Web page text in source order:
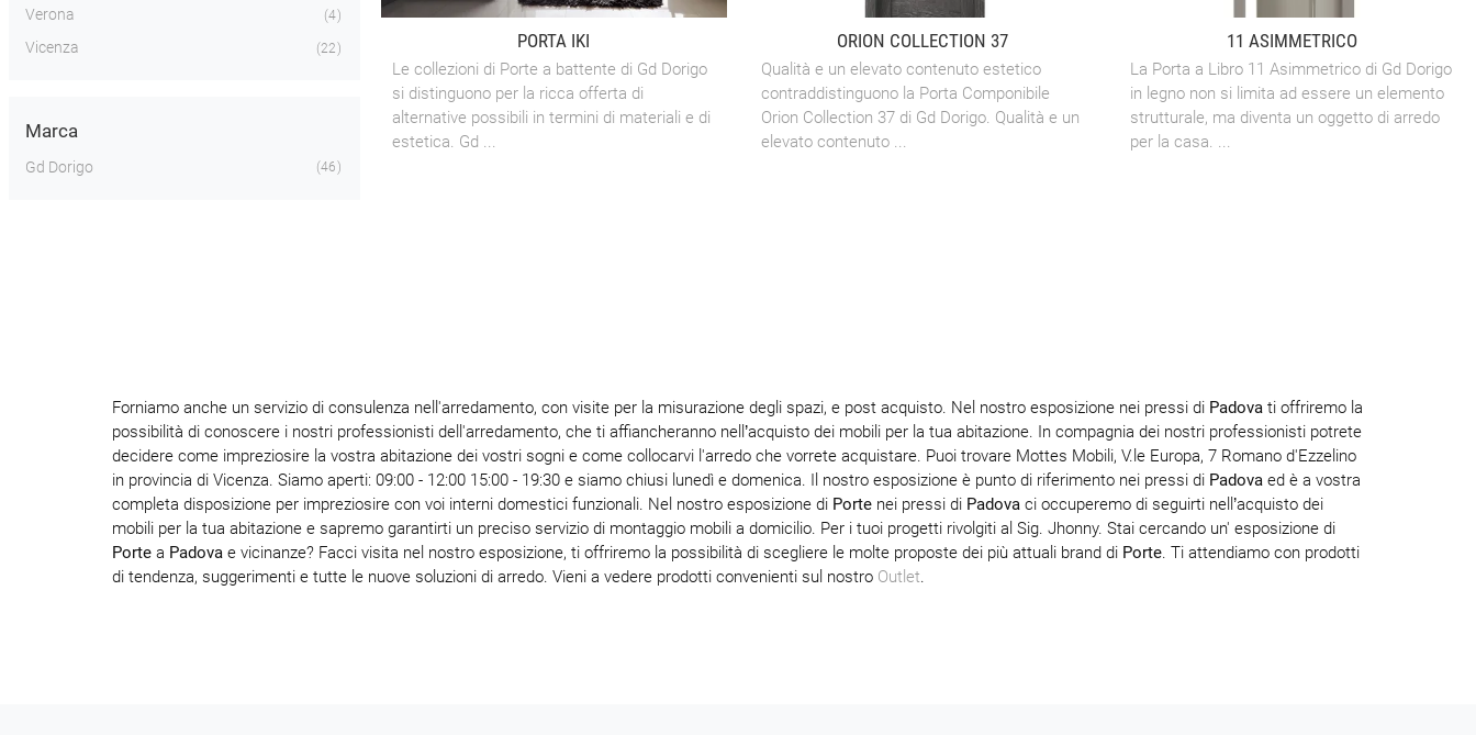
Verona 4
Vicenza 22
Marca
Gd Dorigo 46
PORTA IKI
Le collezioni di Porte a battente di Gd Dorigo
si distinguono per la ricca offerta di
alternative possibili in termini di materiali e di
estetica. Gd ...
ORION COLLECTION 37
Qualità e un elevato contenuto estetico
contraddistinguono la Porta Componibile
Orion Collection 37 di Gd Dorigo. Qualità e un
elevato contenuto ...
11 ASIMMETRICO
La Porta a Libro 11 Asimmetrico di Gd Dorigo
in legno non si limita ad essere un elemento
strutturale, ma diventa un oggetto di arredo
per la casa. ...
Forniamo anche un servizio di consulenza nell'arredamento, con visite per la misurazione degli spazi, e post acquisto. Nel nostro esposizione nei pressi di Padova ti offriremo la
possibilità di conoscere i nostri professionisti dell'arredamento, che ti affiancheranno nell’acquisto dei mobili per la tua abitazione. In compagnia dei nostri professionisti potrete
decidere come impreziosire la vostra abitazione dei vostri sogni e come collocarvi l'arredo che vorrete acquistare. Puoi trovare Mottes Mobili, V.le Europa, 7 Romano d'Ezzelino
in provincia di Vicenza. Siamo aperti: 09:00 - 12:00 15:00 - 19:30 e siamo chiusi lunedì e domenica. Il nostro esposizione è punto di riferimento nei pressi di Padova ed è a vostra
completa disposizione per impreziosire con voi interni domestici funzionali. Nel nostro esposizione di Porte nei pressi di Padova ci occuperemo di seguirti nell’acquisto dei
mobili per la tua abitazione e sapremo garantirti un preciso servizio di montaggio mobili a domicilio. Per i tuoi progetti rivolgiti al Sig. Jhonny. Stai cercando un' esposizione di
Porte a Padova e vicinanze? Facci visita nel nostro esposizione, ti offriremo la possibilità di scegliere le molte proposte dei più attuali brand di Porte. Ti attendiamo con prodotti
di tendenza, suggerimenti e tutte le nuove soluzioni di arredo. Vieni a vedere prodotti convenienti sul nostro Outlet.